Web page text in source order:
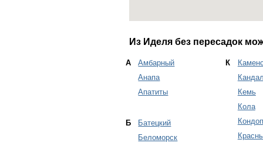
Из Иделя без пересадок
А
Амбарный
Анапа
Апатиты
Б
Батецкий
Беломорск
К
Кемь
Кола